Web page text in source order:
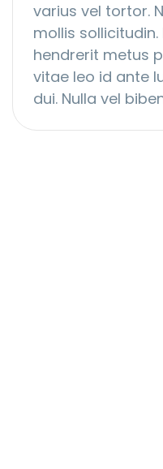
varius vel tortor.
mollis
hendrerit metus
vitae leo id ante
dui. Nulla vel